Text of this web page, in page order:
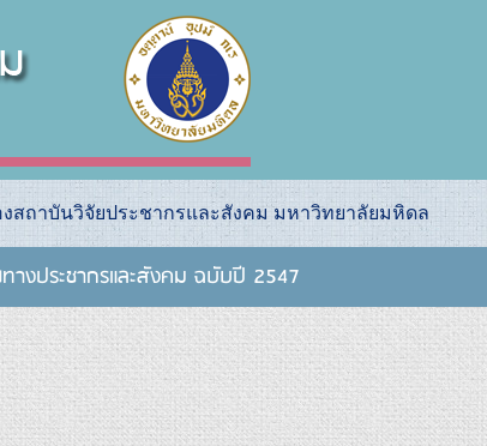
ถาบันวิจัยประชากรและสังคม มหาวิทยาลัยมหิดล
งประชากรและสังคม ฉบับปี 2547